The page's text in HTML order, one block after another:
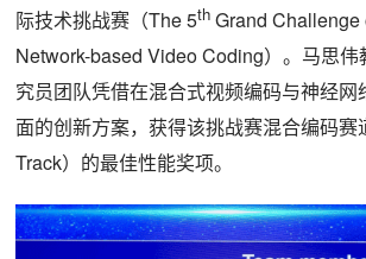
际技术挑战赛（The 5th Grand Challenge
Network-based Video Coding）。马思
究员团队凭借在混合式视频编码与神经网
面的创新方案，获得该挑战赛混合编码
Track）的最佳性能奖项。